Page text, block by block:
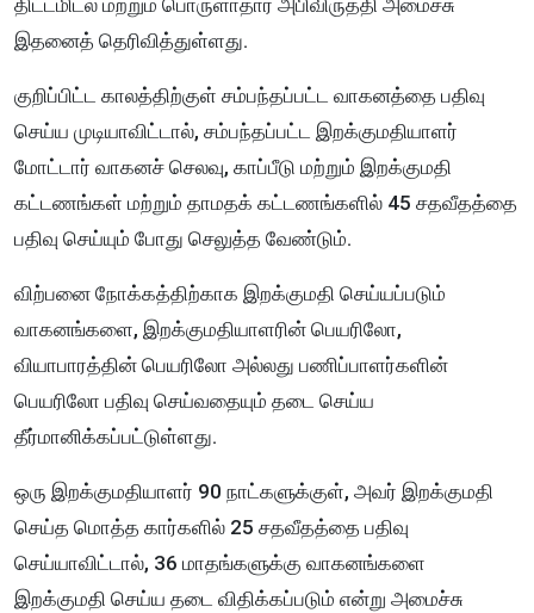
திட்டமிடல் மற்றும் பொருளாதார அபிவிருத்தி அமைச்சு
இதனைத் தெரிவித்துள்ளது.
குறிப்பிட்ட காலத்திற்குள் சம்பந்தப்பட்ட வாகனத்தை பதிவு
செய்ய முடியாவிட்டால், சம்பந்தப்பட்ட இறக்குமதியாளர்
மோட்டார் வாகனச் செலவு, காப்பீடு மற்றும் இறக்குமதி
கட்டணங்கள் மற்றும் தாமதக் கட்டணங்களில் 45 சதவீதத்தை
பதிவு செய்யும் போது செலுத்த வேண்டும்.
விற்பனை நோக்கத்திற்காக இறக்குமதி செய்யப்படும்
வாகனங்களை, இறக்குமதியாளரின் பெயரிலோ,
வியாபாரத்தின் பெயரிலோ அல்லது பணிப்பாளர்களின்
பெயரிலோ பதிவு செய்வதையும் தடை செய்ய
தீர்மானிக்கப்பட்டுள்ளது.
ஒரு இறக்குமதியாளர் 90 நாட்களுக்குள், அவர் இறக்குமதி
செய்த மொத்த கார்களில் 25 சதவீதத்தை பதிவு
செய்யாவிட்டால், 36 மாதங்களுக்கு வாகனங்களை
இறக்குமதி செய்ய தடை விதிக்கப்படும் என்று அமைச்சு